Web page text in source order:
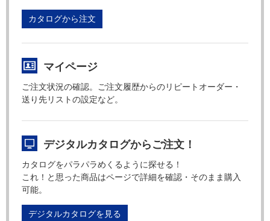
カタログから注文
マイページ
ご注文状況の確認。ご注文履歴からのリピートオーダー・
送り先リストの設定など。
デジタルカタログからご注文！
カタログをパラパラめくるように探せる！
これ！と思った商品はページで詳細を確認・そのまま購入
可能。
デジタルカタログを見る